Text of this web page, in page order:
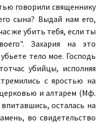
говорили священнику
сына? Выдай нам его,
же убить тебя, если ты
Захария на это
тело мое. Господь
убийцы, исполняя
с яростью на
и алтарем (Мф.
осталась на
во свидетельство